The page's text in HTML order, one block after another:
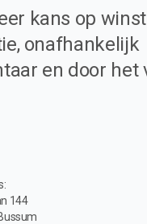
kans op
onafhankelijk
en door het
144